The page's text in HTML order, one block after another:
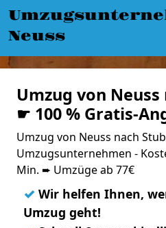
Neuss
Umzug von
☛ 100 % Gratis-
Umzug von Neuss nach
Umzugsunternehmen -
Min. ➨ Umzüge ab 77€
✓ Wir helfen Ihnen,
Umzug geht!